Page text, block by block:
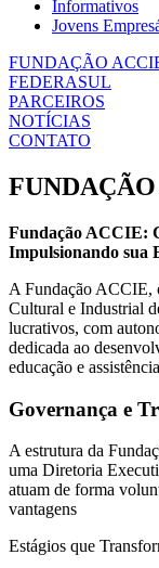
Informativos
Jovens
FUNDAÇÃO
FEDERASUL
PARCEIROS
NOTÍCIAS
CONTATO
Fundação ACCIE:
Impulsionando sua
A Fundação ACCIE,
Cultural e Industrial
lucrativos, com
dedicada ao
educação e
Governança e
A estrutura da
uma Diretoria
atuam de forma
vantagens
Estágios que